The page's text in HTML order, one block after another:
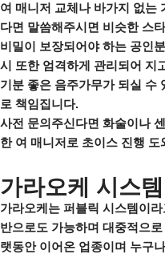
여 매니저 교체나 바가지 없는
다면 말씀해주시면 비슷한 스
비밀이 보장되어야 하는 공인
시 또한 엄격하게 관리되어 지
기분 좋은 음주가무가 되실 수
로 책임집니다.
사전 문의주신다면 화술이나
한 여 매니저로 초이스 진행 도
가라오케 시스템
가라오케는 퍼블릭 시스템이
반으로도 가능하며 대중적으
랫동안 이어온 업종이며 누구